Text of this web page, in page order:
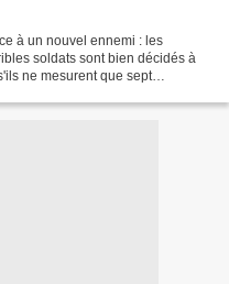
à un nouvel ennemi : les
soldats sont bien décidés à
ne mesurent que sept